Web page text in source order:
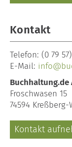
Kontakt
Telefon: (0 79
E-Mail:
Buchhaltung.de
Froschwasen 15
74594
Kontakt